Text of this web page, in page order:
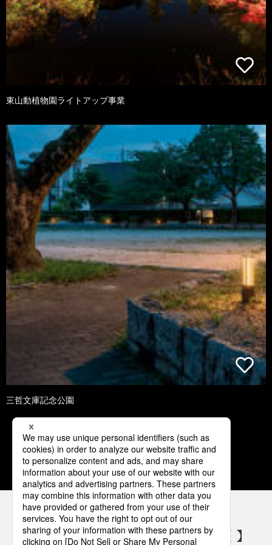
東山動植物園ライトアップ事業
三哲文庫記念公園
1 2 3 4 5
パナソニックの電気設備 SNSアカウント